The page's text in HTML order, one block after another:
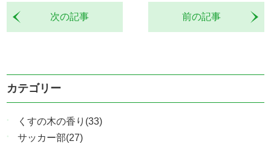
前の記事
次の記事
カテゴリー
くすの木の香り(33)
サッカー部(27)